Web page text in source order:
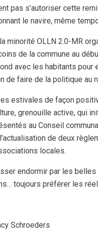
pas s’autoriser cette
le navire, même
minorité OLLN 2.0-MR
de la commune au
avec les habitants pour
de faire de la politique au
estivales de façon
grenouille active, qui
au Conseil
de deux
locales.
endormir par les
toujours préférer les
Schroeders